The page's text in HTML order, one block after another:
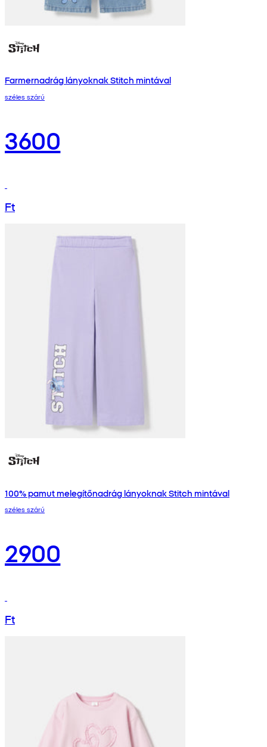
Farmernadrág lányoknak Stitch mintával
széles szárú
3600
Ft
100% pamut melegítőnadrág lányoknak Stitch mintával
széles szárú
2900
Ft